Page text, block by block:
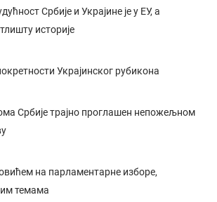
Србије и Украјине је у ЕУ, а
историје
Украјинског рубикона
Србије трајно проглашен непожељном
на парламентарне изборе,
темама